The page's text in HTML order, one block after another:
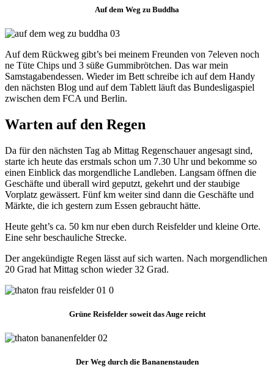
Auf dem Weg zu Buddha
Auf dem Rückweg gibt’s bei meinem Freunden von 7eleven noch
ne Tüte Chips und 3 süße Gummibrötchen. Das war mein
Samstagabendessen. Wieder im Bett schreibe ich auf dem Handy
den nächsten Blog und auf dem Tablett läuft das Bundesligaspiel
zwischen dem FCA und Berlin.
Warten auf den Regen
Da für den nächsten Tag ab Mittag Regenschauer angesagt sind,
starte ich heute das erstmals schon um 7.30 Uhr und bekomme so
einen Einblick das morgendliche Landleben. Langsam öffnen die
Geschäfte und überall wird geputzt, gekehrt und der staubige
Vorplatz gewässert. Fünf km weiter sind dann die Geschäfte und
Märkte, die ich gestern zum Essen gebraucht hätte.
Heute geht’s ca. 50 km nur eben durch Reisfelder und kleine Orte.
Eine sehr beschauliche Strecke.
Der angekündigte Regen lässt auf sich warten. Nach morgendlichen
20 Grad hat Mittag schon wieder 32 Grad.
Grüne Reisfelder soweit das Auge reicht
Der Weg durch die Bananenstauden